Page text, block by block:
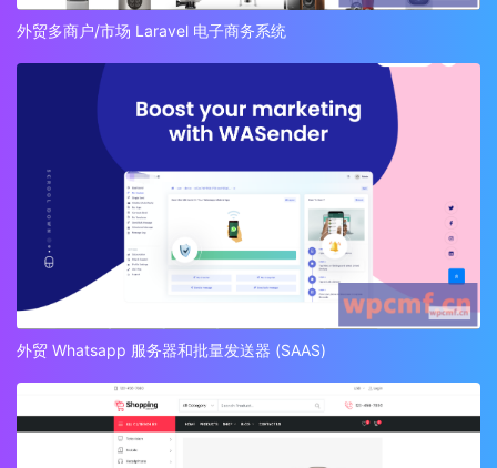
外贸多商户/市场 Laravel 电子商务系统
外贸 Whatsapp 服务器和批量发送器 (SAAS)